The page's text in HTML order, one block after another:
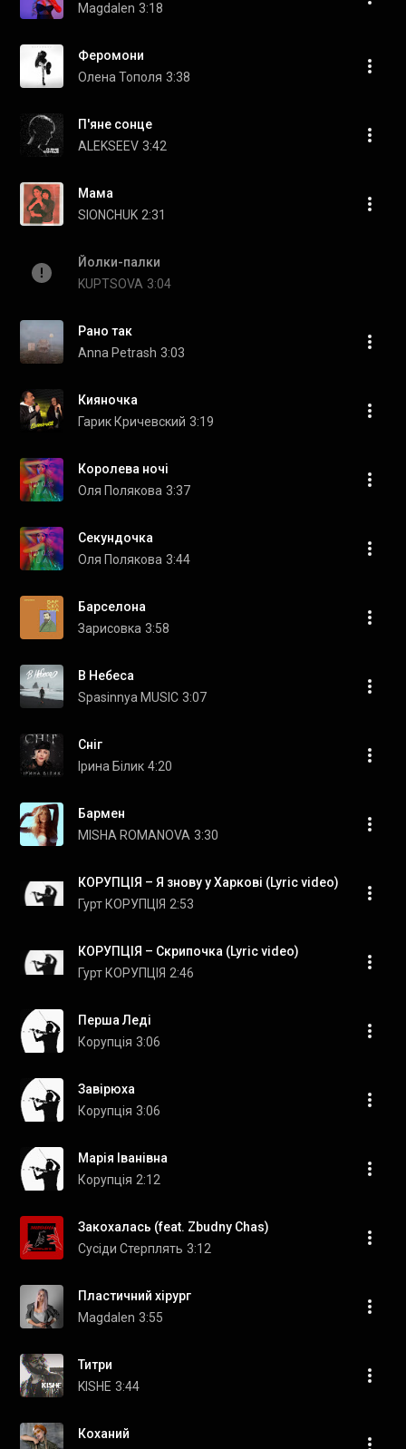
Magdalen 3:18
Феромони
Олена Тополя 3:38
П'яне сонце
ALEKSEEV 3:42
Мама
SIONCHUK 2:31
Йолки-палки
KUPTSOVA 3:04
Рано так
Anna Petrash 3:03
Кияночка
Гарик Кричевский 3:19
Королева ночі
Оля Полякова 3:37
Секундочка
Оля Полякова 3:44
Барселона
Зарисовка 3:58
В Небеса
Spasinnya MUSIC 3:07
Сніг
Ірина Білик 4:20
Бармен
MISHA ROMANOVA 3:30
КОРУПЦІЯ – Я знову у Харкові (Lyric video)
Гурт КОРУПЦІЯ 2:53
КОРУПЦІЯ – Скрипочка (Lyric video)
Гурт КОРУПЦІЯ 2:46
Перша Леді
Корупція 3:06
Завірюха
Корупція 3:06
Марія Іванівна
Корупція 2:12
Закохалась (feat. Zbudny Chas)
Сусіди Стерплять 3:12
Пластичний хірург
Magdalen 3:55
Титри
KISHE 3:44
Коханий